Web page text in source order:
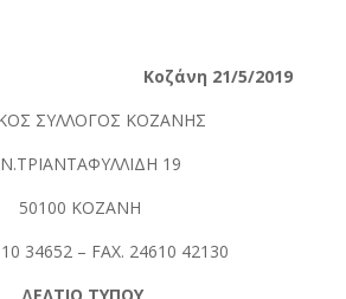
Κοζάνη 21/5/2019
ΣΥΛΛΟΓΟΣ ΚΟΖΑΝΗΣ
19
50100 ΚΟΖΑΝΗ
34652 – FAX. 24610 42130